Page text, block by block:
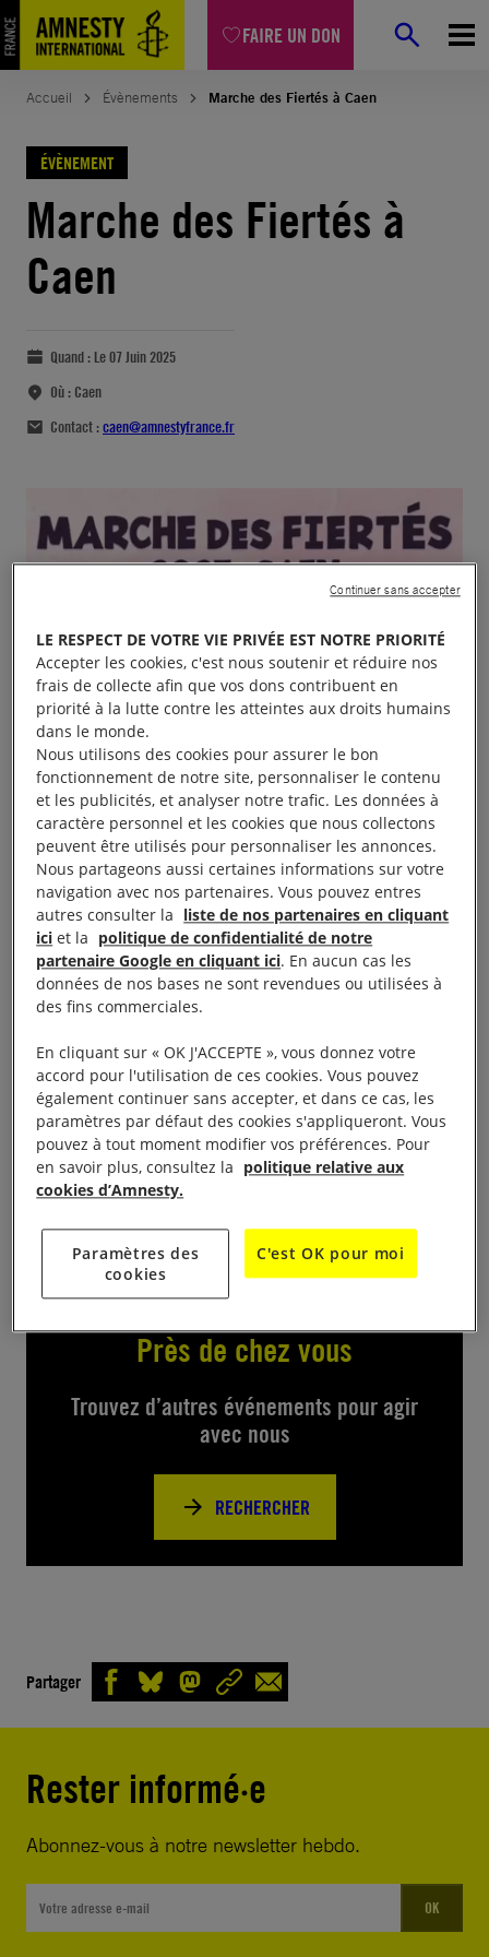
FAIRE UN DON
Accueil Évènements Marche des Fiertés à Caen
ÉVÈNEMENT
Marche des Fiertés à
Caen
Quand : Le 07 Juin 2025
Où : Caen
Contact :caen@amnestyfrance.fr
Stand à la marche des fiertés de Caen
14h – 18h, place St Sauveur
Amnesty tiendra un stand, proposera au public
d’agir en soutien à la marche des fiertés de
Budapest et participera au défilé.
Près de chez vous
Trouvez d’autres événements pour agir
avec nous
RECHERCHER
Partager
Rester informé·e
Abonnez-vous à notre newsletter hebdo.
OK
LE RESPECT DE VOTRE VIE PRIVÉE EST NOTRE PRIORITÉ
Accepter les cookies, c'est nous soutenir et réduire nos
frais de collecte afin que vos dons contribuent en
priorité à la lutte contre les atteintes aux droits humains
dans le monde.
Nous utilisons des cookies pour assurer le bon
fonctionnement de notre site, personnaliser le contenu
et les publicités, et analyser notre trafic. Les données à
caractère personnel et les cookies que nous collectons
peuvent être utilisés pour personnaliser les annonces.
Nous partageons aussi certaines informations sur votre
navigation avec nos partenaires. Vous pouvez entres
autres consulter la liste de nos partenaires en cliquant
ici et la politique de confidentialité de notre
partenaire Google en cliquant ici. En aucun cas les
données de nos bases ne sont revendues ou utilisées à
des fins commerciales.
En cliquant sur « OK J'ACCEPTE », vous donnez votre
accord pour l'utilisation de ces cookies. Vous pouvez
également continuer sans accepter, et dans ce cas, les
paramètres par défaut des cookies s'appliqueront. Vous
pouvez à tout moment modifier vos préférences. Pour
en savoir plus, consultez la politique relative aux
cookies d’Amnesty.
Paramètres des
cookies
C'est OK pour moi
Continuer sans accepter